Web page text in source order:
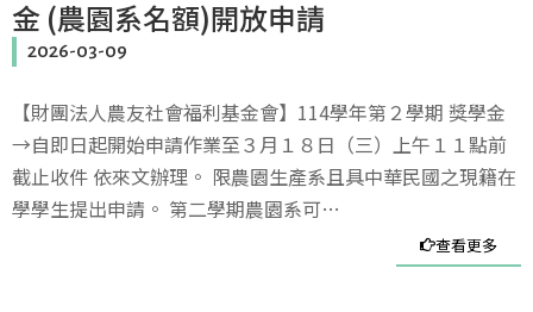
金 (農園系名額)開放申請
2026-03-09
【財團法人農友社會福利基金會】114學年第２學期 獎學金
→自即日起開始申請作業至３月１８日（三）上午１１點前
截止收件 依來文辦理。 限農園生產系且具中華民國之現籍在
學學生提出申請。 第二學期農園系可…
查看更多